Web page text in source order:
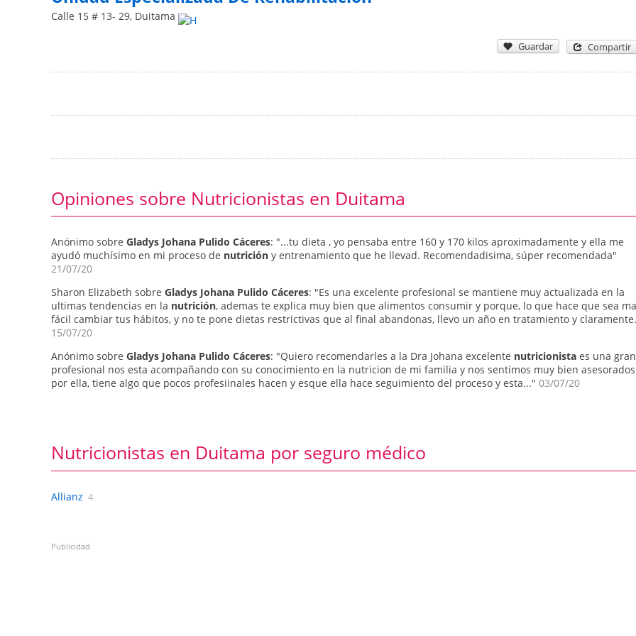
Calle 15 # 13- 29, Duitama
Guardar Compartir
Opiniones sobre Nutricionistas en Duitama
Anónimo sobre Gladys Johana Pulido Cáceres: "...tu dieta , yo pensaba entre 160 y 170 kilos aproximadamente y ella me
ayudó muchísimo en mi proceso de nutrición y entrenamiento que he llevad. Recomendadisima, súper recomendada"
21/07/20
Sharon Elizabeth sobre Gladys Johana Pulido Cáceres: "Es una excelente profesional se mantiene muy actualizada en la
ultimas tendencias en la nutrición, ademas te explica muy bien que alimentos consumir y porque, lo que hace que sea
fácil cambiar tus hábitos, y no te pone dietas restrictivas que al final abandonas, llevo un año en tratamiento y
15/07/20
Anónimo sobre Gladys Johana Pulido Cáceres: "Quiero recomendarles a la Dra Johana excelente nutricionista es una gran
profesional nos esta acompañando con su conocimiento en la nutricion de mi familia y nos sentimos muy bien asesorados
por ella, tiene algo que pocos profesiinales hacen y esque ella hace seguimiento del proceso y esta..." 03/07/20
Nutricionistas en Duitama por seguro médico
Allianz 4
Publicidad